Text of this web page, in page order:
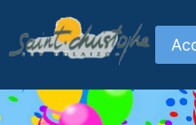
contenu